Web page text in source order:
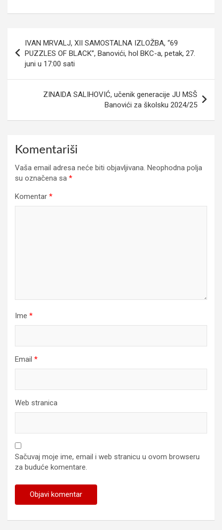
članaka
IVAN MRVALJ, XII SAMOSTALNA IZLOŽBA, “69
PUZZLES OF BLACK”, Banovići, hol BKC-a, petak, 27.
juni u 17:00 sati
ZINAIDA SALIHOVIĆ, učenik generacije JU MSŠ
Banovići za školsku 2024/25
Komentariši
Vaša email adresa neće biti objavljivana. Neophodna polja
su označena sa *
Komentar *
Ime *
Email *
Web stranica
Sačuvaj moje ime, email i web stranicu u ovom browseru
za buduće komentare.